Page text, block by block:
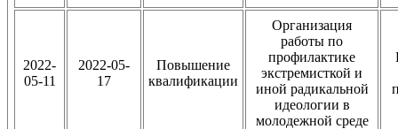
2022-
05-11
2022-05-
17
Повышение
квалификации
Организация
работы по
профилактике
экстремисткой и
иной радикальной
идеологии в
молодежной среде